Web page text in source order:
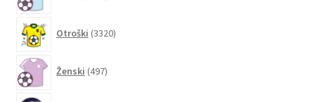
Otroški 3320izdelkov
Ženski 497izdelkov